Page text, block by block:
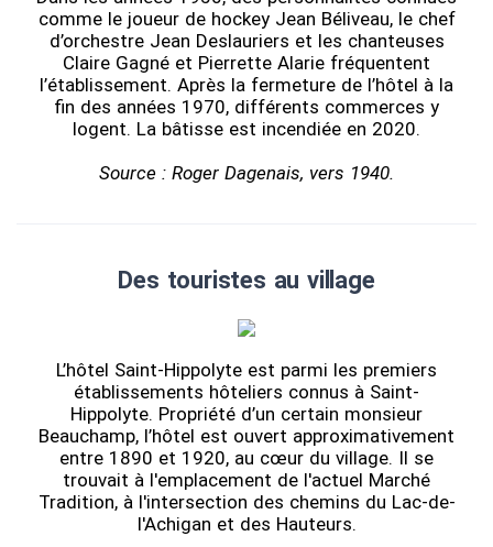
comme le joueur de hockey Jean Béliveau, le chef
d’orchestre Jean Deslauriers et les chanteuses
Claire Gagné et Pierrette Alarie fréquentent
l’établissement. Après la fermeture de l’hôtel à la
fin des années 1970, différents commerces y
logent. La bâtisse est incendiée en 2020.
Source : Roger Dagenais, vers 1940.
Des touristes au village
L’hôtel Saint-Hippolyte est parmi les premiers
établissements hôteliers connus à Saint-
Hippolyte. Propriété d’un certain monsieur
Beauchamp, l’hôtel est ouvert approximativement
entre 1890 et 1920, au cœur du village. Il se
trouvait à l'emplacement de l'actuel Marché
Tradition, à l'intersection des chemins du Lac-de-
l'Achigan et des Hauteurs.